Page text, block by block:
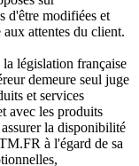
d'être modifiées et
attentes du client.
législation française
demeure seul juge
et services
avec les produits
la disponibilité
à l'égard de sa